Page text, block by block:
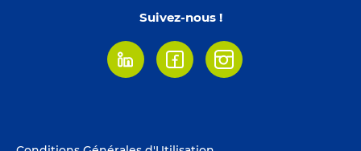
Suivez-nous !
LinkedinFacebookInstagram
Footer